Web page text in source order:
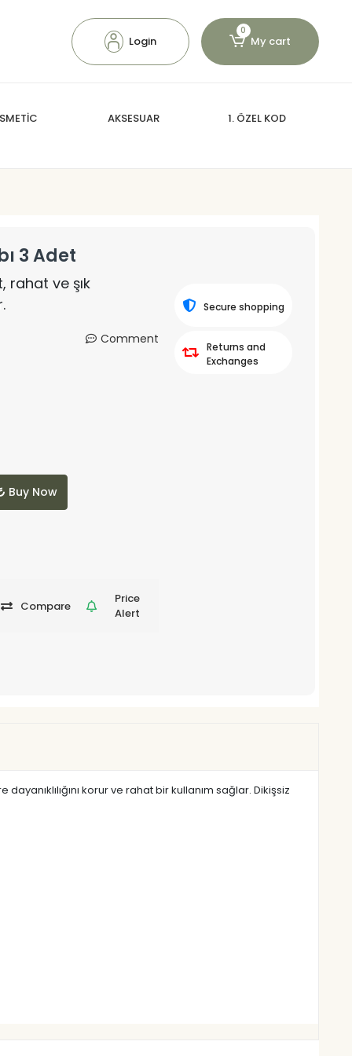
Login
0
My cart
AKSESUAR 1. ÖZEL KOD
3 Adet
rahat ve şık
Comment
Buy Now
Compare
Price
Alert
Secure shopping
Returns and
Exchanges
korur ve rahat bir kullanım sağlar. Dikişsiz